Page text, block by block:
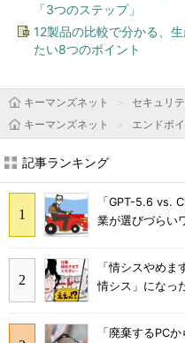
「3つのステップ」
12製品の比較で分かる、
たい8つのポイント
キーマンズネット セキュリ
キーマンズネット
エンドポ
記事ランキング
「GPT-5.6 vs.
業が選びづらい
「情シスやめ
情シス」になっ
「廃棄するPC